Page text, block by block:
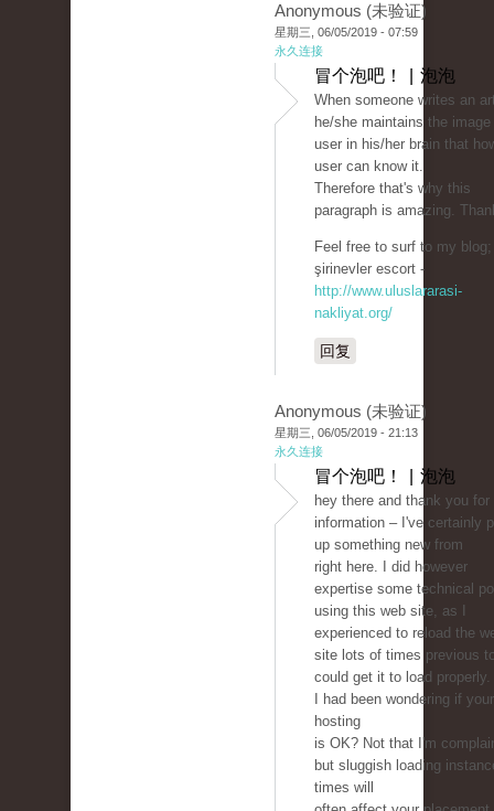
Anonymous (未验证)
星期三, 06/05/2019 - 07:59
永久连接
冒个泡吧！ | 泡泡
When someone writes an
he/she maintains the
user in his/her brain that
user can know it.
Therefore that's why this
paragraph is amazing.
Feel free to surf to my blog;
şirinevler escort -
http://www.uluslararasi-
nakliyat.org/
回复
Anonymous (未验证)
星期三, 06/05/2019 - 21:13
永久连接
冒个泡吧！ | 泡泡
hey there and thank you for
information – I've certainly
up something new from
right here. I did however
expertise some technical
using this web site, as I
experienced to reload the
site lots of times previous
could get it to load properly.
I had been wondering if
hosting
is OK? Not that I'm
but sluggish loading
times will